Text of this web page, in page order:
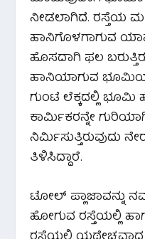
ನೀಡಲಾಗಿದೆ. ರಸ್ತೆಯ
ಹಾನಿಗೊಳಗಾಗುವ
ಹೊಸದಾಗಿ ಫಲ
ಹಾನಿಯಾಗುವ
ಗುಂಟೆ ಲೆಕ್ಕದಲ್ಲಿ ಭೂಮಿ
ಕಾರ್ಮಿಕರನ್ನೇ
ನಿರ್ಮಿಸುತ್ತಿರುವುದು
ತಿಳಿಸಿದ್ದಾರೆ.
ಟೋಲ್ ಪ್ಲಾಜಾವನ್ನು
ಹೋಗುವ ರಸ್ತೆಯಲ್ಲಿ